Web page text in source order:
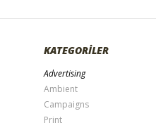
KATEGORİLER
Advertising
Ambient
Campaigns
Print